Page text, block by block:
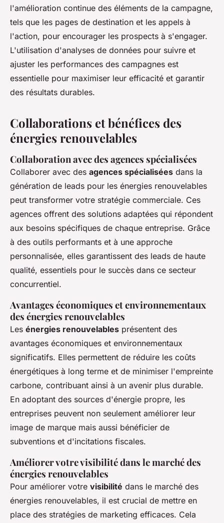
l'amélioration continue des éléments de la campagne,
tels que les pages de destination et les appels à
l'action, pour encourager les prospects à s'engager.
L'utilisation d'analyses de données pour suivre et
ajuster les performances des campagnes est
essentielle pour maximiser leur efficacité et garantir
des résultats durables.
Collaborations et bénéfices des
énergies renouvelables
Collaboration avec des agences spécialisées
Collaborer avec des agences spécialisées dans la
génération de leads pour les énergies renouvelables
peut transformer votre stratégie commerciale. Ces
agences offrent des solutions adaptées qui répondent
aux besoins spécifiques de chaque entreprise. Grâce
à des outils performants et à une approche
personnalisée, elles garantissent des leads de haute
qualité, essentiels pour le succès dans ce secteur
concurrentiel.
Avantages économiques et environnementaux
des énergies renouvelables
Les énergies renouvelables présentent des
avantages économiques et environnementaux
significatifs. Elles permettent de réduire les coûts
énergétiques à long terme et de minimiser l'empreinte
carbone, contribuant ainsi à un avenir plus durable.
En adoptant des sources d'énergie propre, les
entreprises peuvent non seulement améliorer leur
image de marque mais aussi bénéficier de
subventions et d'incitations fiscales.
Améliorer votre visibilité dans le marché des
énergies renouvelables
Pour améliorer votre visibilité dans le marché des
énergies renouvelables, il est crucial de mettre en
place des stratégies de marketing efficaces. Cela